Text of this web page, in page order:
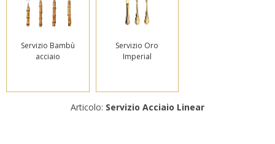
Servizio Bambù
acciaio
Servizio Oro
Imperial
Articolo: Servizio Acciaio Linear